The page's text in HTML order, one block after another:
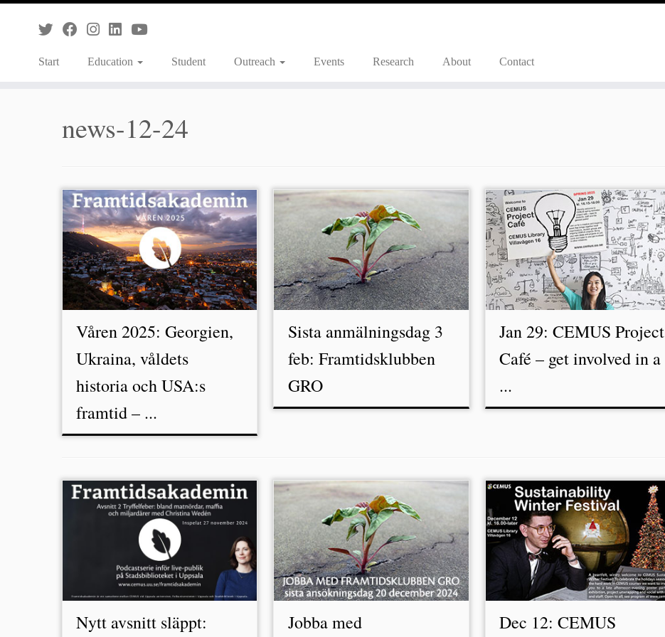
Start
Education Student Outreach Events Research About Contact
news-12-24
Våren 2025: Georgien,
Ukraina, våldets
historia och USA:s
framtid – ...
Sista anmälningsdag 3
feb: Framtidsklubben
GRO
Jan 29: CEMUS Project
Café – get involved in a
...
Nytt avsnitt släppt: Jobba med Dec 12: CEMUS